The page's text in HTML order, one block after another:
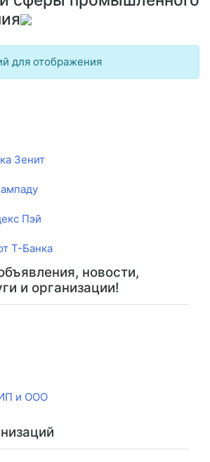
для отображения
новости,
и организации!